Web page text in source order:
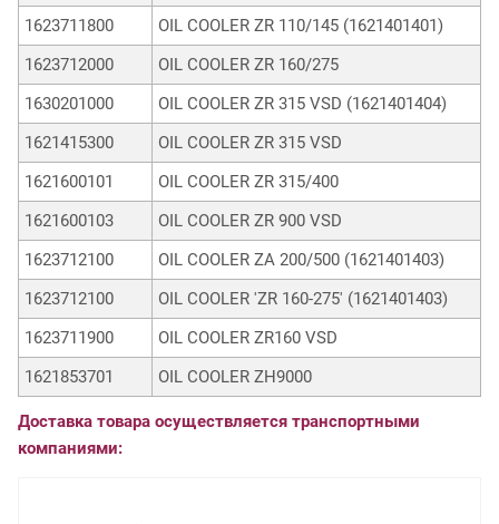
1623711800
OIL COOLER ZR 110/145 (1621401401)
1623712000
OIL COOLER ZR 160/275
1630201000
OIL COOLER ZR 315 VSD (1621401404)
1621415300
OIL COOLER ZR 315 VSD
1621600101
OIL COOLER ZR 315/400
1621600103
OIL COOLER ZR 900 VSD
1623712100
OIL COOLER ZA 200/500 (1621401403)
1623712100
OIL COOLER 'ZR 160-275' (1621401403)
1623711900
OIL COOLER ZR160 VSD
1621853701
OIL COOLER ZH9000
Доставка товара осуществляется транспортными
компаниями: